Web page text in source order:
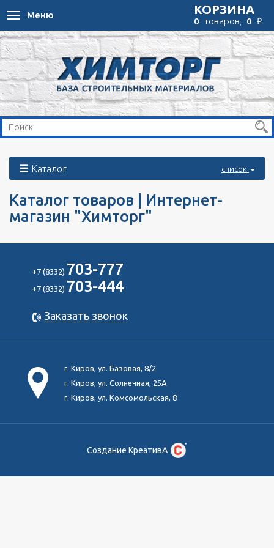
Toggle
navigation
Меню КОРЗИНА
0 товаров, 0 ₽
Каталог список
Каталог товаров | Интернет-
магазин "Химторг"
+7 (8332) 703-777
+7 (8332) 703-444
Заказать звонок
г. Киров, ул. Базовая, 8/2
г. Киров, ул. Солнечная, 25А
г. Киров, ул. Комсомольская, 8
Создание КреативА